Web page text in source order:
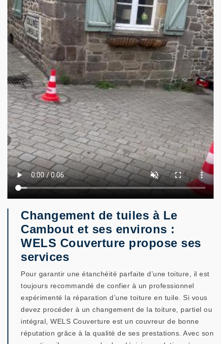
Changement de tuiles à Le
Cambout et ses environs :
WELS Couverture propose ses
services
Pour garantir une étanchéité parfaite d’une toiture, il est
toujours recommandé de confier à un professionnel
expérimenté la réparation d’une toiture en tuile. Si vous
devez procéder à un changement de la toiture, partiel ou
intégral, WELS Couverture est un couvreur de bonne
réputation grâce à la qualité de ses prestations. Avec son